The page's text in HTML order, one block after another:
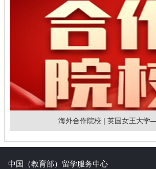
海外合作院校 | 英国女王大学
中国（教育部）留学服务中心